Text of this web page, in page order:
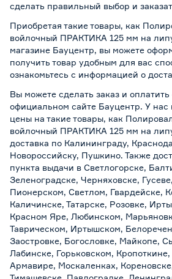
сделать правильный выбор и
Приобретая такие товары, как
войлочный ПРАКТИКА 125 мм на
магазине Бауцентр, вы можете
получить товар удобным для вас
ознакомьтесь с информацией о
Вы можете сделать заказ и
официальном сайте Бауцентр. У нас
цены на такие товары, как
войлочный ПРАКТИКА 125 мм на
доставка по Калининграду,
Новороссийску, Пушкино. Также
пункта выдачи в Светлогорске,
Зеленоградске, Черняховске,
Пионерском, Светлом, Гвардейске,
Каличинске, Татарске, Розовке,
Красном Яре, Любинском,
Таврическом, Иртышском,
Заостровке, Богословке, Майкопе,
Лабинске, Горьковском,
Армавире, Москаленках,